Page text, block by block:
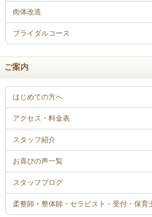
ご案内
はじめての方へ
アクセス・料金表
スタッフ紹介
お喜びの声一覧
スタッフブログ
柔整師・整体師・セラピスト・受付・保育